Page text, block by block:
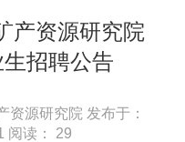
产资源研究院
招聘公告
资源研究院 发布于：
阅读： 29